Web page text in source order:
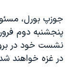
آرشیو پخش زنده
مجموعه
تریبونال مردمی
دادگاه حمید نوری
جوزپ بورل،
پنجشنبه دوم
نشست خود در
در غزه خواهند